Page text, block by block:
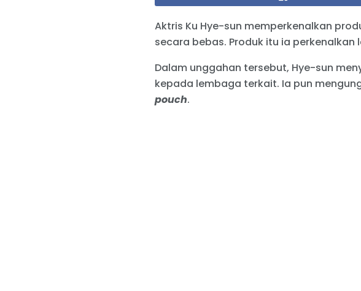
Aktris Ku Hye-sun memperkenalkan
secara bebas. Produk itu ia
Dalam unggahan tersebut, Hye-sun
kepada lembaga terkait. Ia pun
pouch.